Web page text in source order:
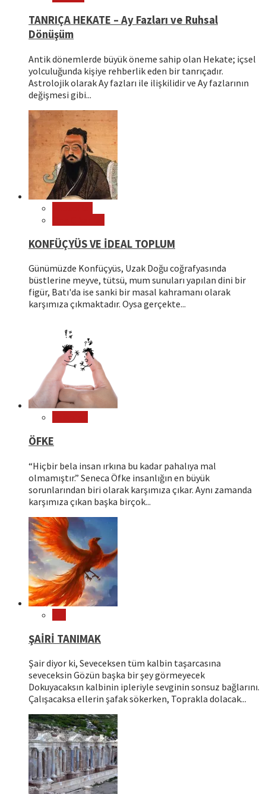
TANRIÇA HEKATE – Ay Fazları ve Ruhsal
Dönüşüm
Antik dönemlerde büyük öneme sahip olan Hekate; içsel
yolculuğunda kişiye rehberlik eden bir tanrıçadır.
Astrolojik olarak Ay fazları ile ilişkilidir ve Ay fazlarının
değişmesi gibi...
KONFÜÇYÜS VE İDEAL TOPLUM
Günümüzde Konfüçyüs, Uzak Doğu coğrafyasında
büstlerine meyve, tütsü, mum sunuları yapılan dini bir
figür, Batı'da ise sanki bir masal kahramanı olarak
karşımıza çıkmaktadır. Oysa gerçekte...
ÖFKE
“Hiçbir bela insan ırkına bu kadar pahalıya mal
olmamıştır.” Seneca Öfke insanlığın en büyük
sorunlarından biri olarak karşımıza çıkar. Aynı zamanda
karşımıza çıkan başka birçok...
ŞAİRİ TANIMAK
Şair diyor ki, Seveceksen tüm kalbin taşarcasına
seveceksin Gözün başka bir şey görmeyecek
Dokuyacaksın kalbinin ipleriyle sevginin sonsuz bağlarını.
Çalışacaksa ellerin şafak sökerken, Toprakla dolacak...